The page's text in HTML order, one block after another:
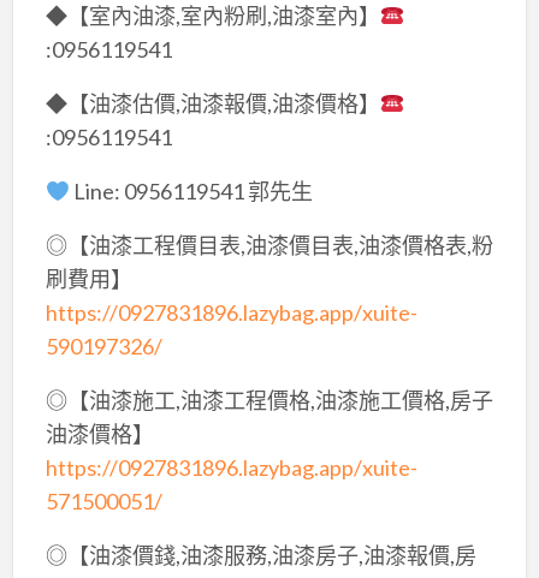
◆【室內油漆,室內粉刷,油漆室內】
:0956119541
◆【油漆估價,油漆報價,油漆價格】
:0956119541
Line: 0956119541 郭先生
◎【油漆工程價目表,油漆價目表,油漆價格表,粉
刷費用】
https://0927831896.lazybag.app/xuite-
590197326/
◎【油漆施工,油漆工程價格,油漆施工價格,房子
油漆價格】
https://0927831896.lazybag.app/xuite-
571500051/
◎【油漆價錢,油漆服務,油漆房子,油漆報價,房